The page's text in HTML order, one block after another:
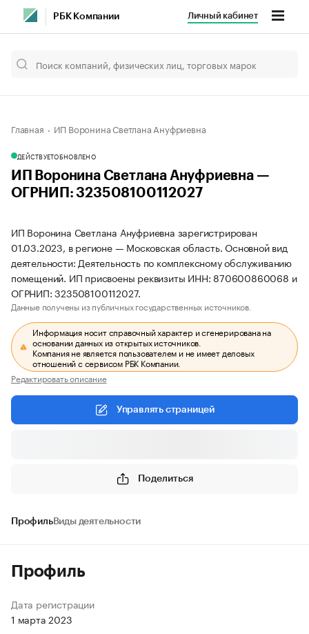
РБК Компании Личный кабинет
Главная ИП Воронина Светлана Ануфриевна
ДЕЙСТВУЕТОБНОВЛЕНО
ИП Воронина Светлана Ануфриевна —
ОГРНИП: 323508100112027
ИП Воронина Светлана Ануфриевна зарегистрирован
01.03.2023, в регионе — Московская область. Основной вид
деятельности: Деятельность по комплексному обслуживанию
помещений. ИП присвоены реквизиты ИНН: 870600860068 и
ОГРНИП: 323508100112027.
Данные получены из публичных государственных источников.
Информация носит справочный характер и сгенерирована на
основании данных из открытых источников.
Компания не является пользователем и не имеет деловых
отношений с сервисом РБК Компании.
Редактировать описание
Управлять страницей
Поделиться
ПрофильВиды деятельности
Профиль
Дата регистрации
1 марта 2023